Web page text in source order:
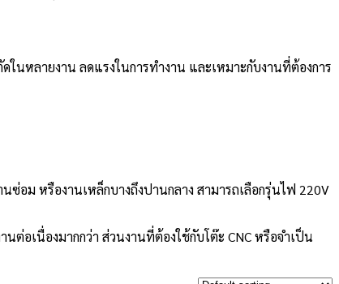
นหลายงาน ลดแรงในการทำงาน และเหมาะกับงานที่ต้องการ
อม หรืองานเหล็กบางถึงปานกลาง สามารถเลือกรุ่นไฟ 220V
ต่อเนื่องมากกว่า ส่วนงานที่ต้องใช้กับโต๊ะ CNC หรือจำเป็น